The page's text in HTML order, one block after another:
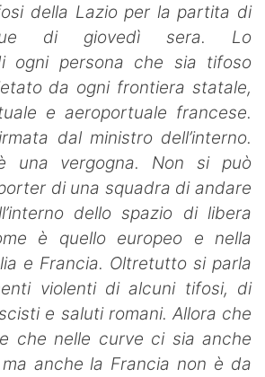
della Lazio per la partita di
di giovedì sera. Lo
ogni persona che sia tifoso
da ogni frontiera statale,
e aeroportuale francese.
dal ministro dell’interno.
una vergogna. Non si può
di una squadra di andare
dello spazio di libera
è quello europeo e nella
e Francia. Oltretutto si parla
violenti di alcuni tifosi, di
e saluti romani. Allora che
che nelle curve ci sia anche
anche la Francia non è da